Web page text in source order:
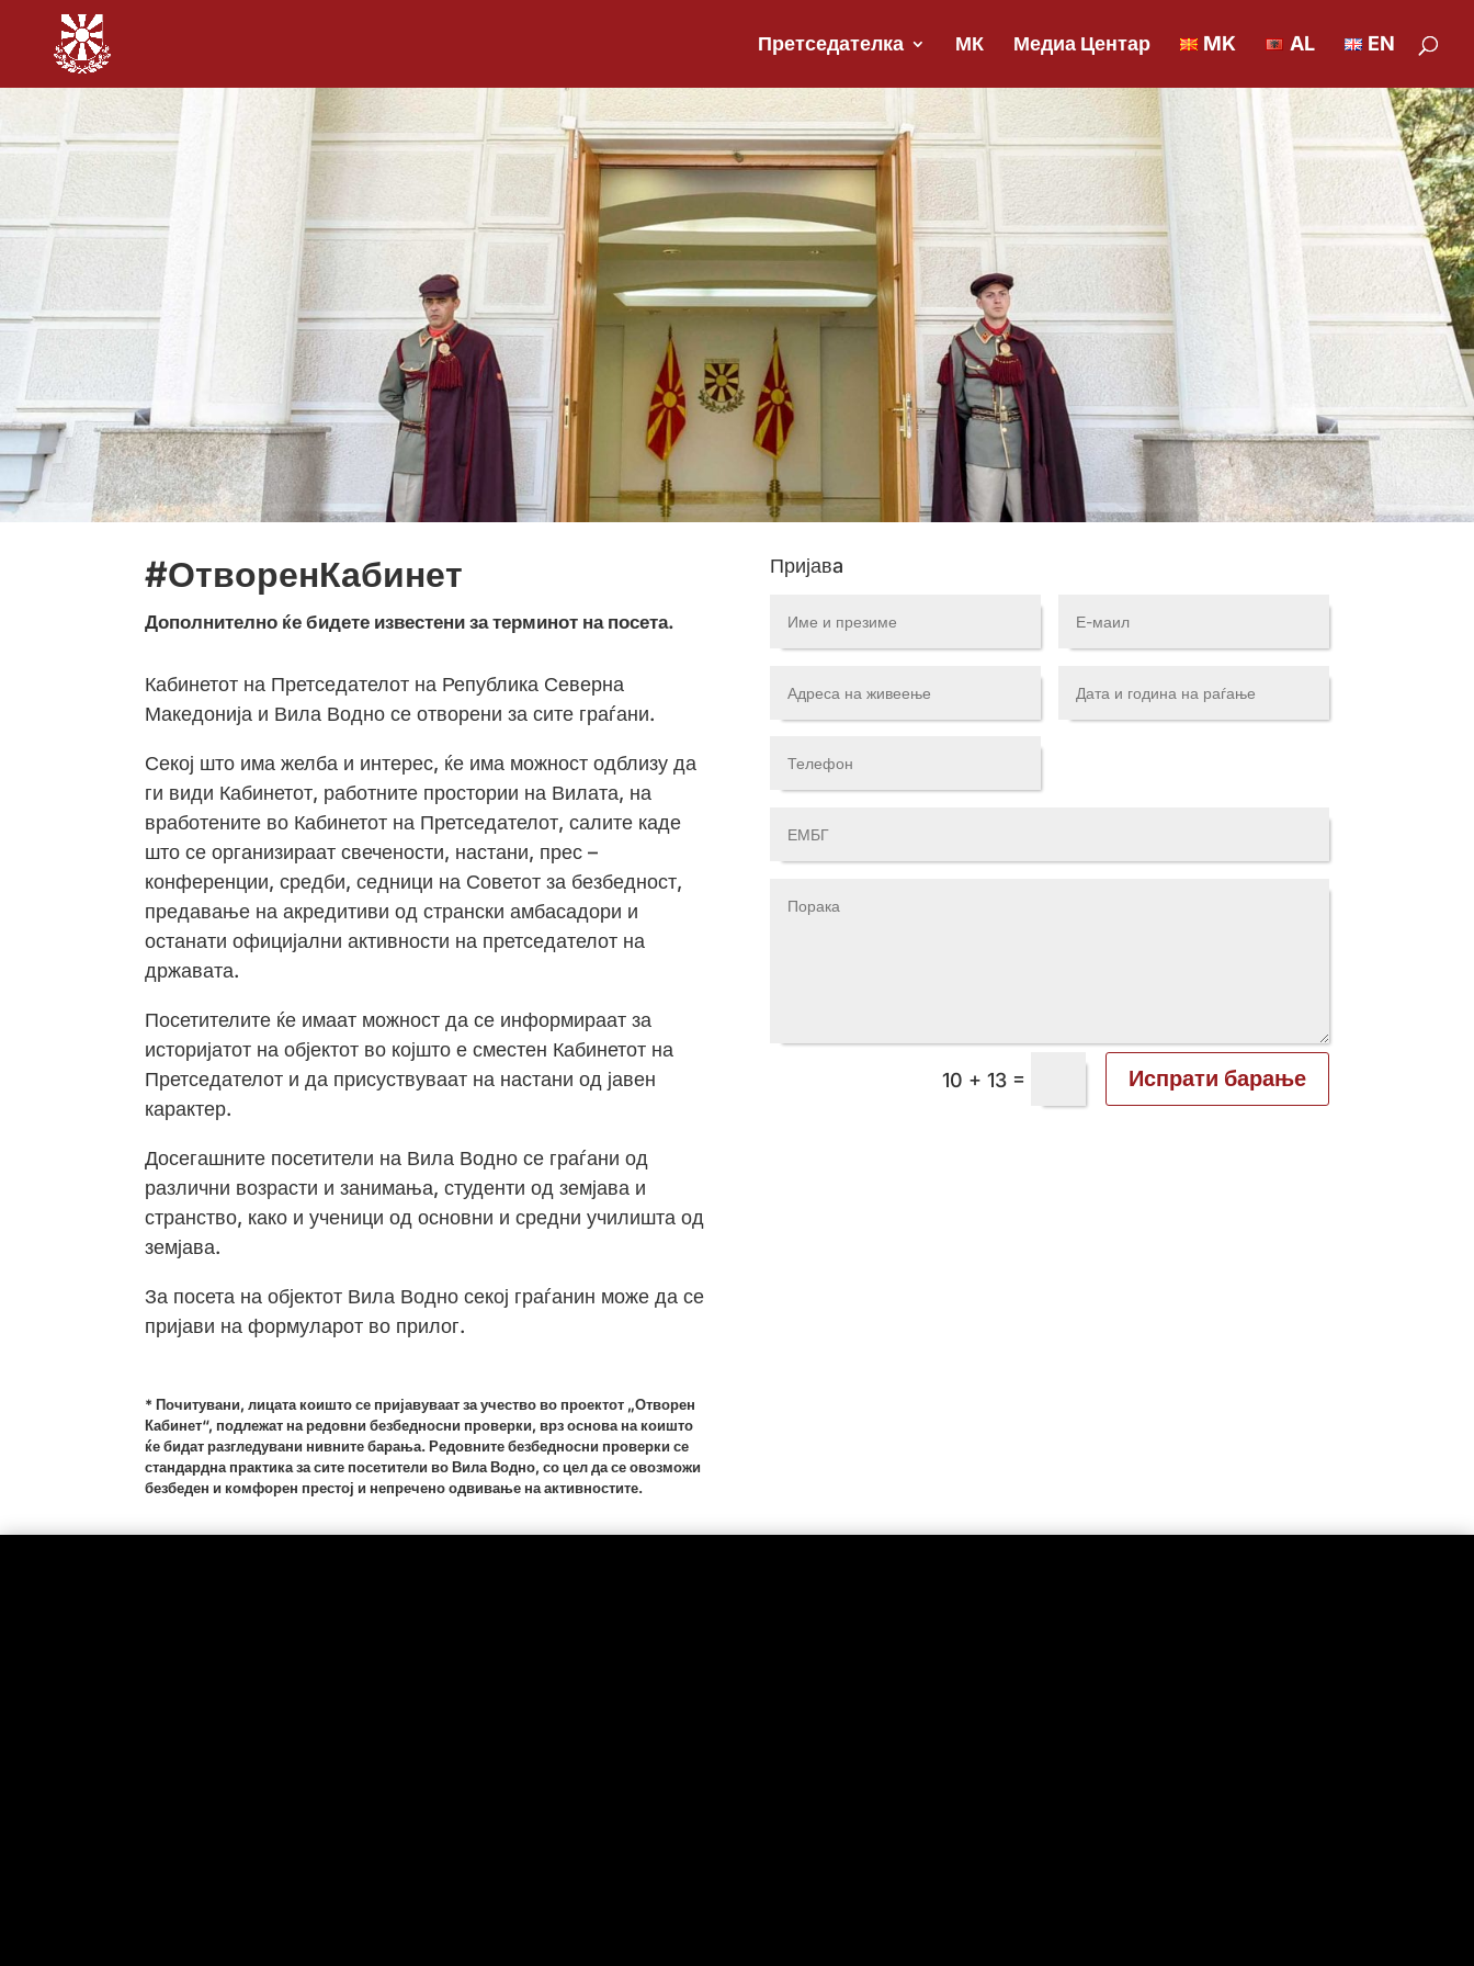
Претседателка МК Медиа Центар MK AL EN
#ОтворенКабинет
Дополнително ќе бидете известени за терминот на посета.
Кабинетот на Претседателот на Република Северна
Македонија и Вила Водно се отворени за сите граѓани.
Секој што има желба и интерес, ќе има можност одблизу да
ги види Кабинетот, работните простории на Вилата, на
вработените во Кабинетот на Претседателот, салите каде
што се организираат свечености, настани, прес –
конференции, средби, седници на Советот за безбедност,
предавање на акредитиви од странски амбасадори и
останати официјални активности на претседателот на
државата.
Посетителите ќе имаат можност да се информираат за
историјатот на објектот во којшто е сместен Кабинетот на
Претседателот и да присуствуваат на настани од јавен
карактер.
Досегашните посетители на Вила Водно се граѓани од
различни возрасти и занимања, студенти од земјава и
странство, како и ученици од основни и средни училишта од
земјава.
За посета на објектот Вила Водно секој граѓанин може да се
пријави на формуларот во прилог.
* Почитувани, лицата коишто се пријавуваат за учество во проектот „Отворен
Кабинет“, подлежат на редовни безбедносни проверки, врз основа на коишто
ќе бидат разгледувани нивните барања. Редовните безбедносни проверки се
стандардна практика за сите посетители во Вила Водно, со цел да се овозможи
безбеден и комфорен престој и непречено одвивање на активностите.
Пријавa
10 + 13= Испрати барање